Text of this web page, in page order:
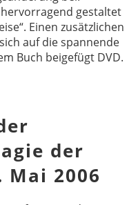
gestaltet
Einen zusätzlichen
auf die spannende
Buch beigefügt DVD.
der
Mai 2006